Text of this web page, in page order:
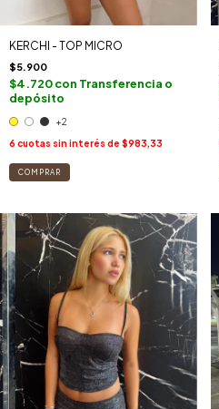
KERCHI - TOP MICRO
$5.900
$4.720con Transferencia o
depósito
+2
6 cuotas sin interés de $983,33
COMPRAR